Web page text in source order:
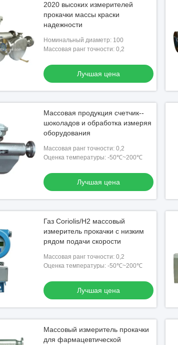
2020 высоких измерителей
прокачки массы краски
надежности
Номинальный диаметр: 100
Массовая ранг точности: 0,2
Лучшая цена
Массовая продукция счетчик--
шоколадов и обработка измеряя
оборудования
Массовая ранг точности: 0,2
Оценка температуры: -50℃~200℃
Лучшая цена
Газ Coriolis/H2 массовый
измеритель прокачки с низким
рядом подачи скорости
Массовая ранг точности: 0,2
Оценка температуры: -50℃~200℃
Лучшая цена
Массовый измеритель прокачки
для фармацевтической